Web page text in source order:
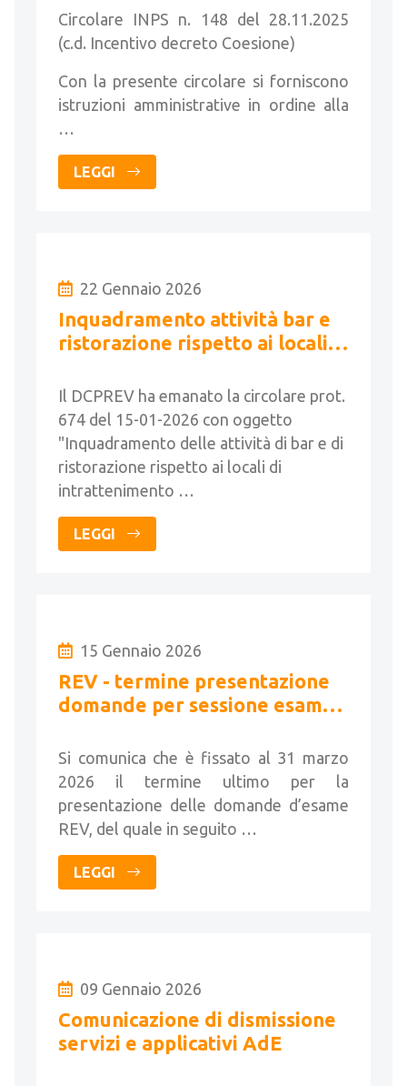
Circolare INPS n. 148 del 28.11.2025
(c.d. Incentivo decreto Coesione)
Con la presente circolare si forniscono
istruzioni amministrative in ordine alla
…
LEGGI
22 Gennaio 2026
Inquadramento attività bar e
ristorazione rispetto ai locali
spettacolo
Il DCPREV ha emanato la circolare prot.
674 del 15-01-2026 con oggetto
"Inquadramento delle attività di bar e di
ristorazione rispetto ai locali di
intrattenimento …
LEGGI
15 Gennaio 2026
REV - termine presentazione
domande per sessione esame
Si comunica che è fissato al 31 marzo
2026 il termine ultimo per la
presentazione delle domande d’esame
REV, del quale in seguito …
LEGGI
09 Gennaio 2026
Comunicazione di dismissione
servizi e applicativi AdE